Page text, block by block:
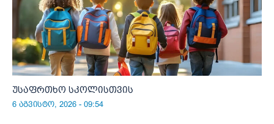
უსაფრთხო სკოლისთვის
6 აგვისტო, 2026 - 09:54